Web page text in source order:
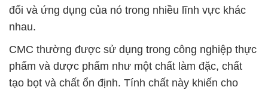
đổi và ứng dụng của nó trong nhiều lĩnh vực khác
nhau.
CMC thường được sử dụng trong công nghiệp thực
phẩm và dược phẩm như một chất làm đặc, chất
tạo bọt và chất ổn định. Tính chất này khiến cho